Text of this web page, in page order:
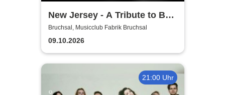
New Jersey - A Tribute to Bon
Jovi
Bruchsal, Musicclub Fabrik Bruchsal
09.10.2026
21:00 Uhr